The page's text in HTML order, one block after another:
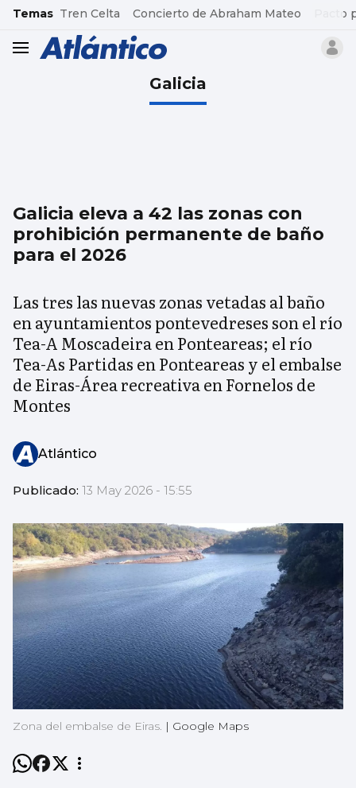
common.go-to-content
Temas Tren Celta Concierto de Abraham Mateo Pacto
header.menu.open
Galicia
Galicia eleva a 42 las zonas con
prohibición permanente de baño
para el 2026
Las tres las nuevas zonas vetadas al baño
en ayuntamientos pontevedreses son el río
Tea-A Moscadeira en Ponteareas; el río
Tea-As Partidas en Ponteareas y el embalse
de Eiras-Área recreativa en Fornelos de
Montes
Atlántico
Publicado: 13 May 2026 - 15:55
Zona del embalse de Eiras. | Google Maps